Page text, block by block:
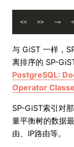
<<   >>   ~=
与 GiST 一样，
离排序的 SP-
PostgreSQL:
Operator
SP-GiST索引对
量平衡树的数据
由、IP路由等。